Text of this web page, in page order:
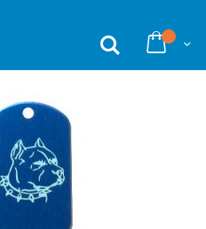
Du
Sök